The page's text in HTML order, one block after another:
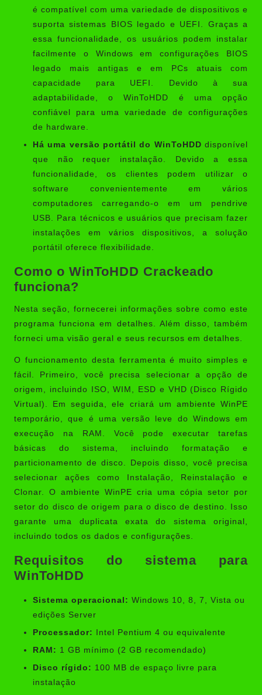
é compatível com uma variedade de dispositivos e
suporta sistemas BIOS legado e UEFI. Graças a
essa funcionalidade, os usuários podem instalar
facilmente o Windows em configurações BIOS
legado mais antigas e em PCs atuais com
capacidade para UEFI. Devido à sua
adaptabilidade, o WinToHDD é uma opção
confiável para uma variedade de configurações
de hardware.
Há uma versão portátil do WinToHDD disponível
que não requer instalação. Devido a essa
funcionalidade, os clientes podem utilizar o
software convenientemente em vários
computadores carregando-o em um pendrive
USB. Para técnicos e usuários que precisam fazer
instalações em vários dispositivos, a solução
portátil oferece flexibilidade.
Como o WinToHDD Crackeado
funciona?
Nesta seção, fornecerei informações sobre como este
programa funciona em detalhes. Além disso, também
forneci uma visão geral e seus recursos em detalhes.
O funcionamento desta ferramenta é muito simples e
fácil. Primeiro, você precisa selecionar a opção de
origem, incluindo ISO, WIM, ESD e VHD (Disco Rígido
Virtual). Em seguida, ele criará um ambiente WinPE
temporário, que é uma versão leve do Windows em
execução na RAM. Você pode executar tarefas
básicas do sistema, incluindo formatação e
particionamento de disco. Depois disso, você precisa
selecionar ações como Instalação, Reinstalação e
Clonar. O ambiente WinPE cria uma cópia setor por
setor do disco de origem para o disco de destino. Isso
garante uma duplicata exata do sistema original,
incluindo todos os dados e configurações.
Requisitos do sistema para
WinToHDD
Sistema operacional: Windows 10, 8, 7, Vista ou
edições Server
Processador: Intel Pentium 4 ou equivalente
RAM: 1 GB mínimo (2 GB recomendado)
Disco rígido: 100 MB de espaço livre para
instalação